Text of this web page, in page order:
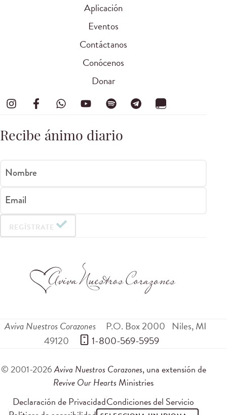
Aplicación
Eventos
Contáctanos
Conócenos
Donar
Recibe ánimo diario
Nombre
Email
REGÍSTRATE
Aviva Nuestros Corazones P.O. Box 2000 Niles,MI
49120
1-800-569-5959
© 2001-2026Aviva Nuestros Corazones, una extensión de
Revive Our Hearts Ministries
Declaración de PrivacidadCondiciones del Servicio